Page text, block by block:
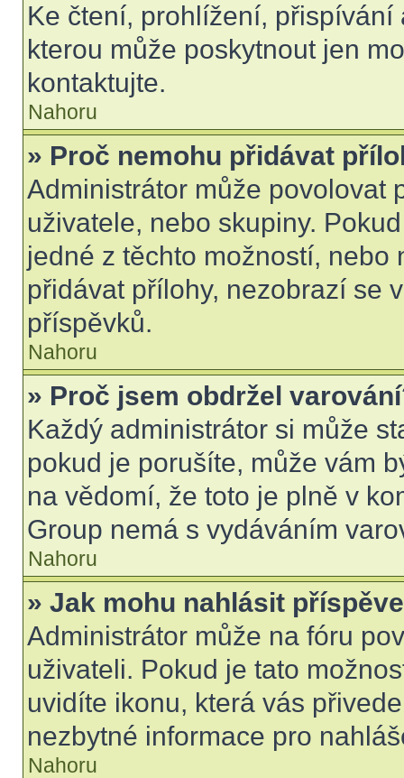
Ke čtení, prohlížení,
kterou může poskytnout jen
kontaktujte.
Nahoru
» Proč nemohu přidávat
Administrátor může povolovat
uživatele, nebo skupiny.
jedné z těchto možností,
přidávat přílohy, nezobrazí se
příspěvků.
Nahoru
» Proč jsem obdržel
Každý administrátor si může
pokud je porušíte, může vám
na vědomí, že toto je plně v
Group nemá s vydáváním
Nahoru
» Jak mohu nahlásit
Administrátor může na fóru
uživateli. Pokud je tato
uvidíte ikonu, která vás
nezbytné informace pro
Nahoru